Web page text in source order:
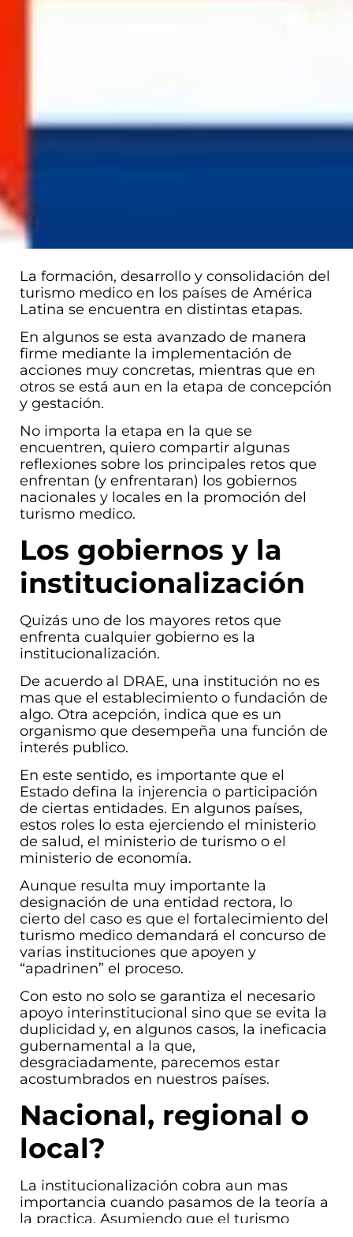
La formación, desarrollo y consolidación del
turismo medico en los países de América
Latina se encuentra en distintas etapas.
En algunos se esta avanzado de manera
firme mediante la implementación de
acciones muy concretas, mientras que en
otros se está aun en la etapa de concepción
y gestación.
No importa la etapa en la que se
encuentren, quiero compartir algunas
reflexiones sobre los principales retos que
enfrentan (y enfrentaran) los gobiernos
nacionales y locales en la promoción del
turismo medico.
Los gobiernos y la
institucionalización
Quizás uno de los mayores retos que
enfrenta cualquier gobierno es la
institucionalización.
De acuerdo al DRAE, una institución no es
mas que el establecimiento o fundación de
algo. Otra acepción, indica que es un
organismo que desempeña una función de
interés publico.
En este sentido, es importante que el
Estado defina la injerencia o participación
de ciertas entidades. En algunos países,
estos roles lo esta ejerciendo el ministerio
de salud, el ministerio de turismo o el
ministerio de economía.
Aunque resulta muy importante la
designación de una entidad rectora, lo
cierto del caso es que el fortalecimiento del
turismo medico demandará el concurso de
varias instituciones que apoyen y
“apadrinen” el proceso.
Con esto no solo se garantiza el necesario
apoyo interinstitucional sino que se evita la
duplicidad y, en algunos casos, la ineficacia
gubernamental a la que,
desgraciadamente, parecemos estar
acostumbrados en nuestros países.
Nacional, regional o
local?
La institucionalización cobra aun mas
importancia cuando pasamos de la teoría a
la practica. Asumiendo que el turismo